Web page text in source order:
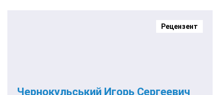
Рецензент
Чернокульський Игорь Сергеевич